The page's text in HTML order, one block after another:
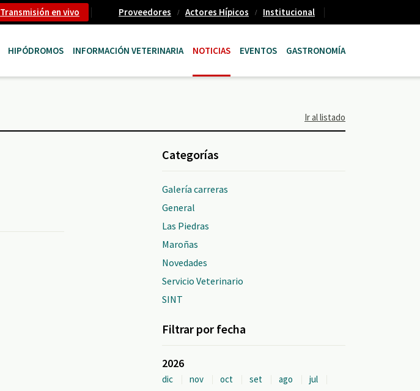
Transmisión en vivo Proveedores Actores Hípicos Institucional
HIPÓDROMOS INFORMACIÓN VETERINARIA NOTICIAS EVENTOS GASTRONOMÍA
Ir al listado
Categorías
Galería carreras
General
Las Piedras
Maroñas
Novedades
Servicio Veterinario
SINT
Filtrar por fecha
2026
dic nov oct set ago
jul